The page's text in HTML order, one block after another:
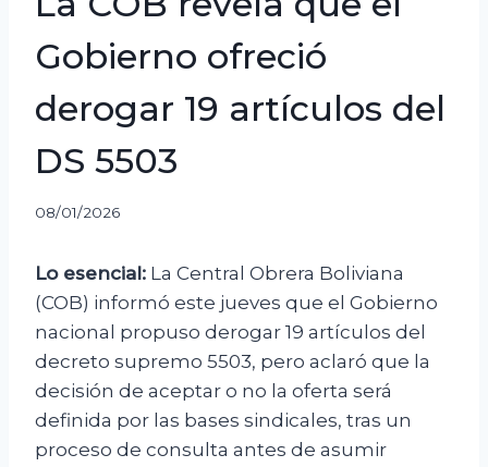
Gobierno ofreció
derogar 19 artículos del
DS 5503
08/01/2026
Lo esencial: La Central Obrera Boliviana
(COB) informó este jueves que el Gobierno
nacional propuso derogar 19 artículos del
decreto supremo 5503, pero aclaró que la
decisión de aceptar o no la oferta será
definida por las bases sindicales, tras un
proceso de consulta antes de asumir